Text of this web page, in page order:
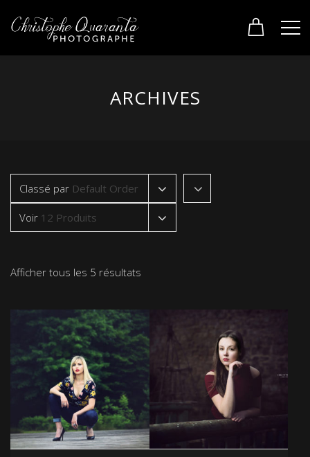
ARCHIVES
Classé par Default Order
Voir 12 Produits
Afficher tous les 5 résultats